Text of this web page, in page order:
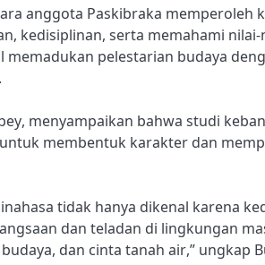
anggota Paskibraka memperoleh
kedisiplinan, serta memahami
pelestarian budaya
menyampaikan bahwa studi
membentuk karakter dan
tidak hanya dikenal karena
dan teladan di lingkungan
dan cinta tanah air,” ungkap